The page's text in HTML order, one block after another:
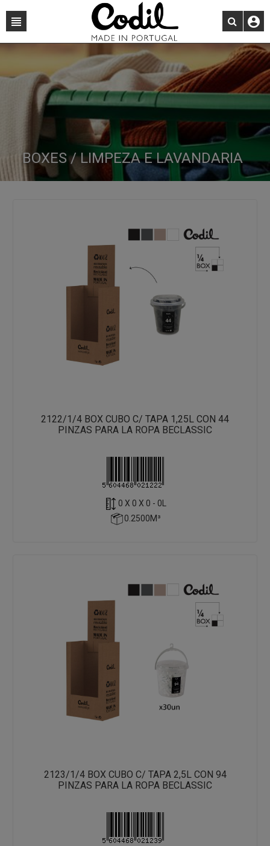
BOXES / LIMPEZA E LAVANDARIA
2122/1/4 BOX CUBO C/ TAPA 1,25L CON 44
PINZAS PARA LA ROPA BECLASSIC
0 X 0 X 0 - 0L
0.2500M³
2123/1/4 BOX CUBO C/ TAPA 2,5L CON 94
PINZAS PARA LA ROPA BECLASSIC